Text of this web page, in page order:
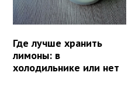
Где лучше хранить
лимоны: в
холодильнике или нет